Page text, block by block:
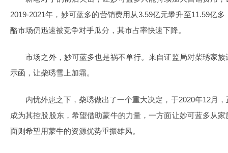
2019-2021年，妙可蓝多的营销费用从3.59亿元攀升至11.59亿
酪市场仍迅速被竞争对手瓜分，其市占率快速下降。
市场之外，妙可蓝多也是祸不单行。来自证监局对柴琇家族
示函，让柴琇雪上加霜。
内忧外患之下，柴琇做出了一个重大决定，于2020年12月，
成为其控股股东，希望借助蒙牛的力量，一方面让妙可蓝多从
面则希望用蒙牛的资源优势重振雄风。